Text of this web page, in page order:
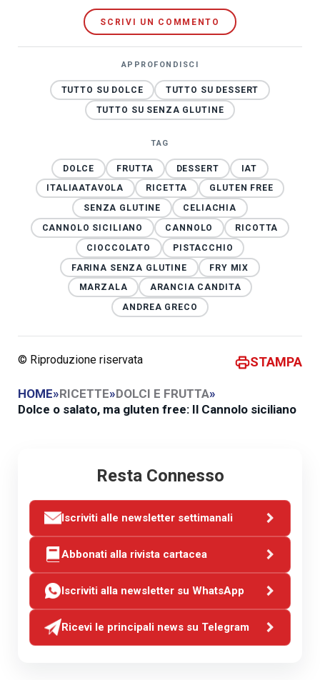
SCRIVI UN COMMENTO
APPROFONDISCI
TUTTO SU DOLCE
TUTTO SU DESSERT
TUTTO SU SENZA GLUTINE
TAG
DOLCE FRUTTA DESSERT
IAT
ITALIAATAVOLA
RICETTA
GLUTEN FREE
SENZA GLUTINE
CELIACHIA
CANNOLO SICILIANO
CANNOLO
RICOTTA
CIOCCOLATO
PISTACCHIO
FARINA SENZA GLUTINE
FRY MIX
MARZALA
ARANCIA CANDITA
ANDREA GRECO
© Riproduzione riservata STAMPA
HOME»RICETTE»DOLCI E FRUTTA»
Dolce o salato, ma gluten free: Il Cannolo siciliano
Resta Connesso
Iscriviti alle newsletter settimanali
Abbonati alla rivista cartacea
Iscriviti alla newsletter su WhatsApp
Ricevi le principali news su Telegram